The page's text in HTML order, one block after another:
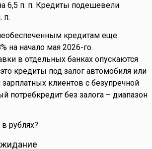
6,5 п. п. Кредиты подешевели
п.
кредитам еще
на начало мая 2026-го.
в отдельных банках опускаются
кредиты под залог автомобиля или
клиентов с безупречной
потребкредит без залога – диапазон
рублях?